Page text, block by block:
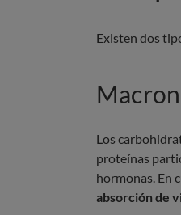
Existen dos
Los
proteínas
hormonas. En
absorción de